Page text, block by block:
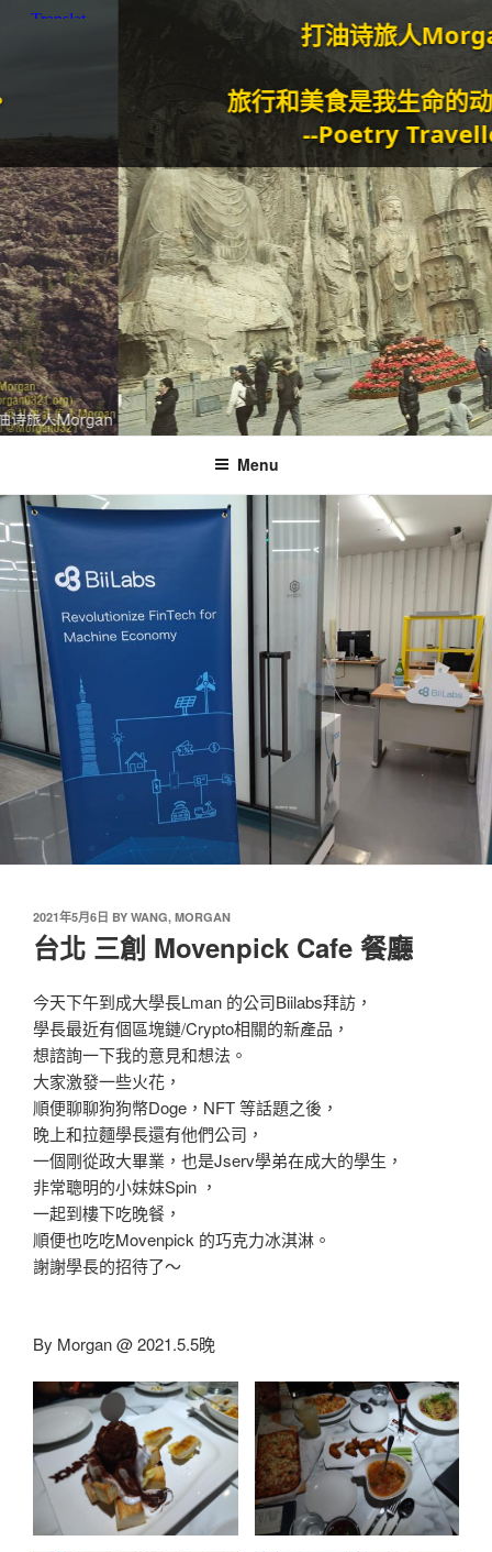
打油诗旅人Morgan
旅行和美食是我生命的动力泉
--Poetry Traveller
Menu
2021年5月6日 BY WANG, MORGAN
台北 三創 Movenpick Cafe 餐廳
今天下午到成大學長Lman 的公司Biilabs拜訪，
學長最近有個區塊鏈/Crypto相關的新產品，
想諮詢一下我的意見和想法。
大家激發一些火花，
順便聊聊狗狗幣Doge，NFT 等話題之後，
晚上和拉麵學長還有他們公司，
一個剛從政大畢業，也是Jserv學弟在成大的學生，
非常聰明的小妹妹Spin ，
一起到樓下吃晚餐，
順便也吃吃Movenpick 的巧克力冰淇淋。
謝謝學長的招待了～
By Morgan @ 2021.5.5晚